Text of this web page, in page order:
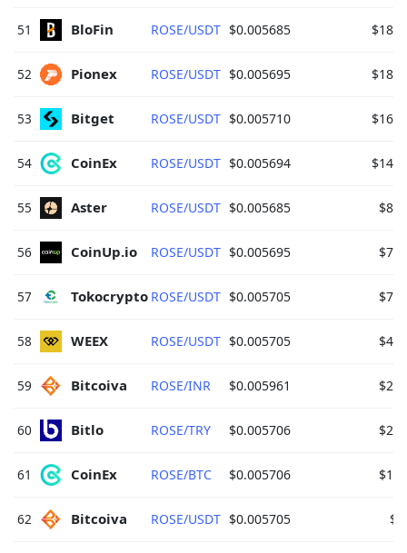
51 BloFin ROSE/USDT $0.005685
52 Pionex ROSE/USDT $0.005695
53 Bitget ROSE/USDT $0.005710
54 CoinEx ROSE/USDT $0.005694
55 Aster ROSE/USDT $0.005685
56 CoinUp.io ROSE/USDT $0.005695
57 Tokocrypto ROSE/USDT $0.005705
58 WEEX ROSE/USDT $0.005705
59 Bitcoiva ROSE/INR $0.005961
60 Bitlo ROSE/TRY $0.005706
61 CoinEx ROSE/BTC $0.005706
62 Bitcoiva ROSE/USDT $0.005705